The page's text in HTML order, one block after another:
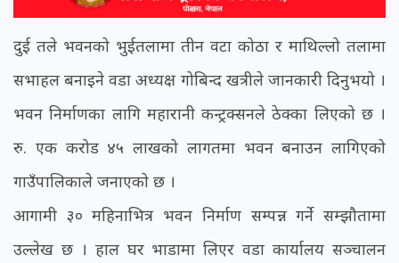
दुई तले भवनको भुईतलामा तीन वटा कोठा र माथिल्लो तलामा
सभाहल बनाइने वडा अध्यक्ष गोबिन्द खत्रीले जानकारी दिनुभयो ।
भवन निर्माणका लागि महारानी कन्ट्रक्सनले ठेक्का लिएको छ ।
रु. एक करोड ४५ लाखको लागतमा भवन बनाउन लागिएको
गाउँपालिकाले जनाएको छ ।
आगामी ३० महिनाभित्र भवन निर्माण सम्पन्न गर्ने सम्झौतामा
उल्लेख छ । हाल घर भाडामा लिएर वडा कार्यालय सञ्चालन